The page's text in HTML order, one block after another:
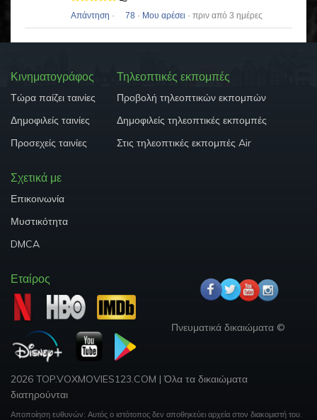
Απάντηση · 78 · Μου αρέσει · πριν από 3 ημέρες
Κινηματογράφος
Τώρα παίζει ταινίες
Δημοφιλείς ταινίες
Προσεχείς ταινίες
Τηλεοπτικές εκπομπές
Προβολή τηλεοπτικών εκπομπών
Δημοφιλείς τηλεοπτικές εκπομπές
Στις τηλεοπτικές εκπομπές Air
Σχετικά με
Επικοινωνία
Μυστικότητα
DMCA
Εταίρος
Πνευματικά δικαιώματα ©
2026 TOP.VOXMOVIES123.COM |Όλα τα δικαιώματα
διατηρούνται
Αποποίηση ευθυνών: Αυτός ο ιστότοπος δεν αποθηκεύει αρχεία στον διακομιστή του.